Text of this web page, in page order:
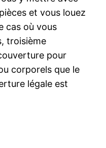
et vous louez
cas où vous
troisième
pour
corporels que le
légale est